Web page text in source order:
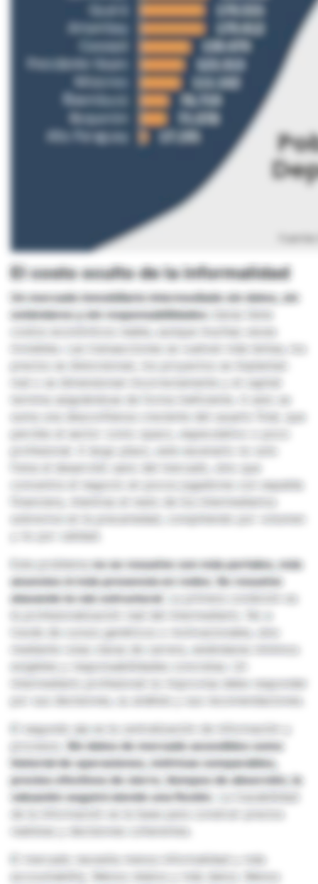
El costo oculto de la informalidad
Un mercado inmobiliario intermediado sin datos, sin
estándares y sin responsabilidades claras tiene
costos económicos reales, aunque muchas veces
invisibles. Las transacciones se vuelven más lentas, los
precios se distorsionan, los proyectos se implantan
mal o se dimensionan incorrectamente y el capital
termina asignándose de forma ineficiente. A esto se
suma una desconfianza creciente del usuario final, que
percibe al sector como opaco, especulativo o poco
profesional. A largo plazo, este escenario no solo
frena el desarrollo sano del mercado, sino que
concentra el negocio en pocos jugadores con espalda
financiera, mientras el resto de los intermediarios
sobrevive en la precariedad, compitiendo por volumen
y no por calidad.
Este problema no se resuelve con más portales, más
anuncios ni más presencia en redes. Se resuelve
atacando la raíz estructural . La primera condición es
la profesionalización real del intermediario. No a
través de cursos genéricos o motivacionales, sino
mediante rutas claras de carrera, estándares mínimos
exigibles y responsabilidades concretas. Un
intermediario profesional no improvisa debe responder
por sus decisiones, su análisis y sus recomendaciones.
El segundo eje es la centralización de información y
procesos.
Sin datos de mercado accesibles como
historial de operaciones, métricas comparables,
precios efectivos de cierre, tiempos de absorción, la
valuación seguirá siendo una ficción.
La trazabilidad
de la información es la base para construir precios
realistas y decisiones coherentes.
El mercado necesita menos informalidad y más
accountability. Menos relatos y más datos. Menos